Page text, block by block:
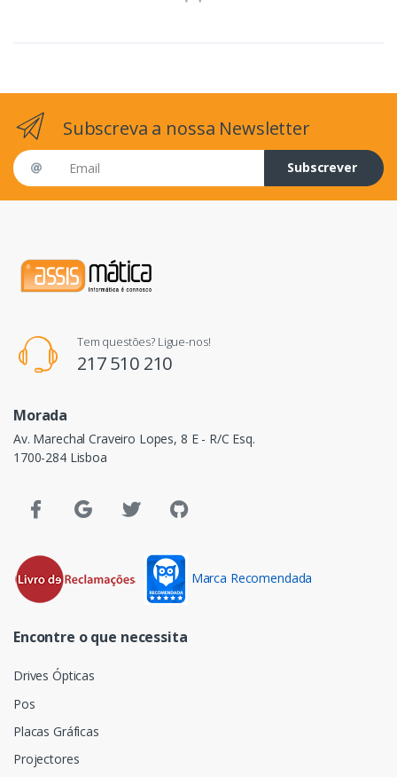
Subscreva a nossa Newsletter
Email address
Subscrever
Tem questões? Ligue-nos!
217 510 210
Morada
Av. Marechal Craveiro Lopes, 8 E - R/C Esq.
1700-284 Lisboa
Marca Recomendada
Encontre o que necessita
Drives Ópticas
Pos
Placas Gráficas
Projectores